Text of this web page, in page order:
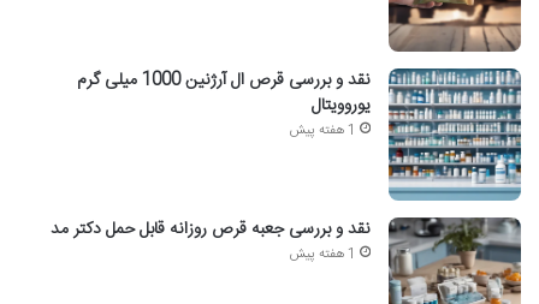
نقد و بررسی قرص ال آرژنین 1000 میلی گرم
یوروویتال
1 هفته پیش
نقد و بررسی جعبه قرص روزانه قابل حمل دکتر مد
1 هفته پیش